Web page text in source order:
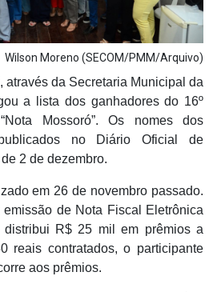
Wilson Moreno (SECOM/PMM/Arquivo)
através da Secretaria Municipal da
a lista dos ganhadores do 16º
Mossoró”. Os nomes dos
no Diário Oficial de
2 de dezembro.
em 26 de novembro passado.
de Nota Fiscal Eletrônica
R$ 25 mil em prêmios a
reais contratados, o participante
aos prêmios.